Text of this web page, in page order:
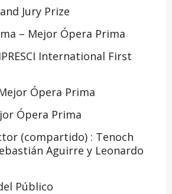
Jury Prize
– Mejor Ópera Prima
International First
Ópera Prima
Ópera Prima
(compartido) : Tenoch
Aguirre y Leonardo
Público